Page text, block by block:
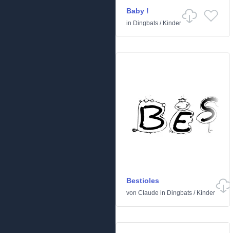
Baby !
in Dingbats / Kinder
Bestioles
von Claude in Dingbats / Kinder